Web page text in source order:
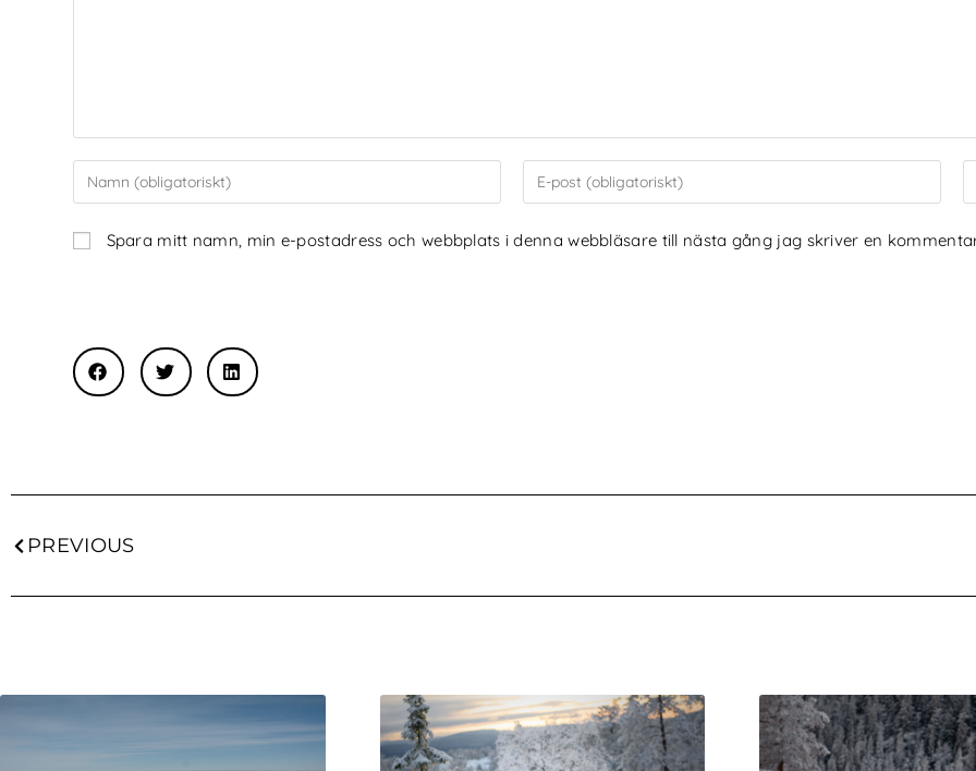
Spara mitt namn, min e-postadress och webbplats i denna webbläsare till nästa gång jag skriver en
PREVIOUS